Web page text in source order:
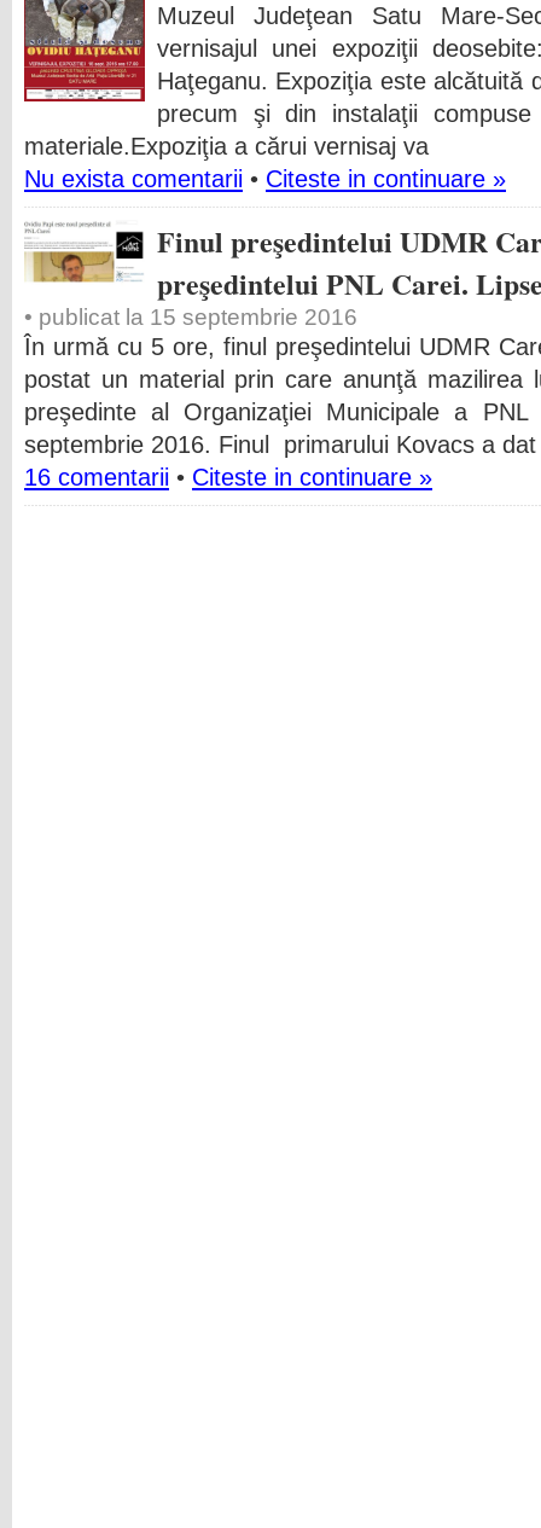
Muzeul Judeţean Satu Mare-
vernisajul unei expoziţii
Haţeganu. Expoziţia este alcătuită
precum şi din instalaţii
materiale.Expoziţia a cărui vernisaj va
Nu exista comentarii • Citeste in continuare »
Finul preşedintelui UDMR
preşedintelui PNL Carei.
• publicat la 15 septembrie 2016
În urmă cu 5 ore, finul preşedintelui UDMR
postat un material prin care anunţă
preşedinte al Organizaţiei Municipale a
septembrie 2016. Finul primarului Kovacs a
16 comentarii • Citeste in continuare »